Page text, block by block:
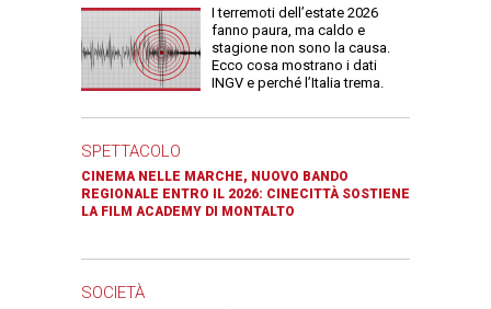
I terremoti dell’estate 2026
fanno paura, ma caldo e
stagione non sono la causa.
Ecco cosa mostrano i dati
INGV e perché l’Italia trema.
SPETTACOLO
CINEMA NELLE MARCHE, NUOVO BANDO
REGIONALE ENTRO IL 2026: CINECITTÀ SOSTIENE
LA FILM ACADEMY DI MONTALTO
SOCIETÀ